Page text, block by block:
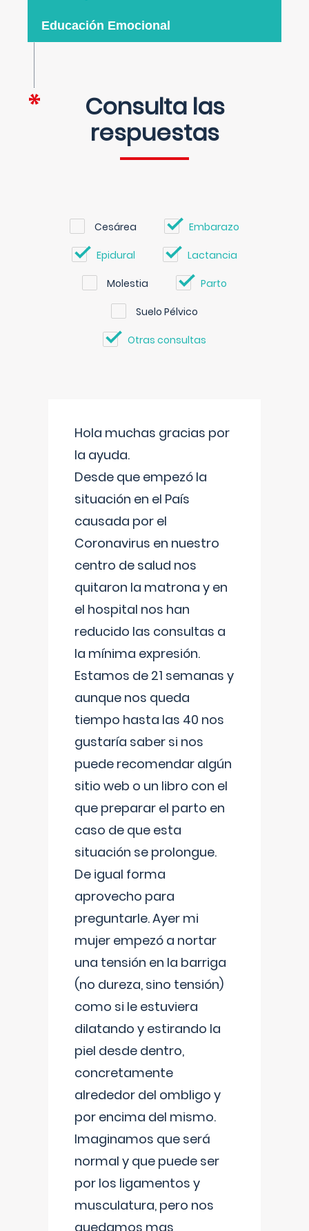
Educación Emocional
Consulta las
respuestas
Cesárea Embarazo
Epidural Lactancia
Molestia Parto
Suelo Pélvico
Otras consultas
Hola muchas gracias por
la ayuda.
Desde que empezó la
situación en el País
causada por el
Coronavirus en nuestro
centro de salud nos
quitaron la matrona y en
el hospital nos han
reducido las consultas a
la mínima expresión.
Estamos de 21 semanas y
aunque nos queda
tiempo hasta las 40 nos
gustaría saber si nos
puede recomendar algún
sitio web o un libro con el
que preparar el parto en
caso de que esta
situación se prolongue.
De igual forma
aprovecho para
preguntarle. Ayer mi
mujer empezó a nortar
una tensión en la barriga
(no dureza, sino tensión)
como si le estuviera
dilatando y estirando la
piel desde dentro,
concretamente
alrededor del ombligo y
por encima del mismo.
Imaginamos que será
normal y que puede ser
por los ligamentos y
musculatura, pero nos
quedamos mas